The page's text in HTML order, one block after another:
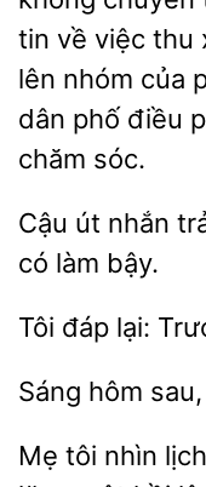
tin về việc thu
lên nhóm của
dân phố
chăm sóc.
Cậu út nhắn
làm bậy.
Tôi
tôi nhìn